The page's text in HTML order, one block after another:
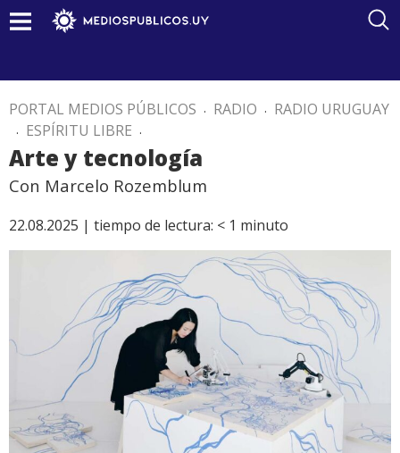
PORTAL MEDIOS PÚBLICOS . RADIO . RADIO URUGUAY
. ESPÍRITU LIBRE .
Arte y tecnología
Con Marcelo Rozemblum
22.08.2025 | tiempo de lectura: < 1 minuto